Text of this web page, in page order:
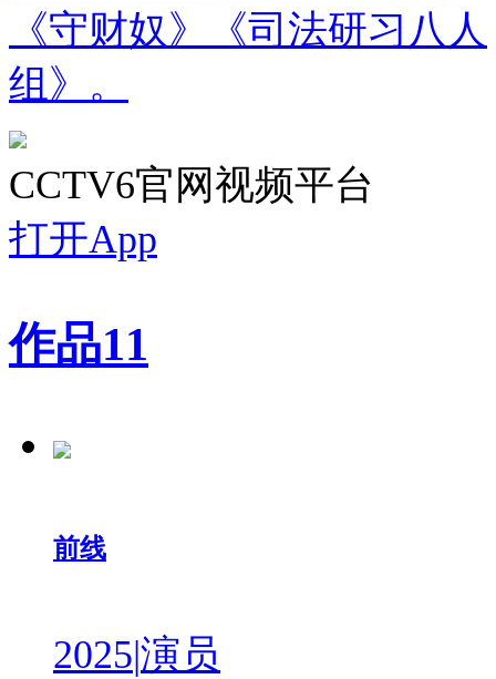
《守财奴》《司法研习八人
组》。
CCTV6官网视频平台
打开App
作品11
前线
2025|演员